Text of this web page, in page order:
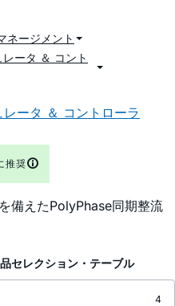
ネージメント
ータ ＆ コント
ータ ＆ コントローラ
推奨
備えたPolyPhase同期整流
セレクション・テーブル
4